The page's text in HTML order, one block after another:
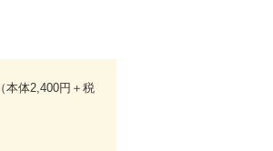
（本体2,400円＋税